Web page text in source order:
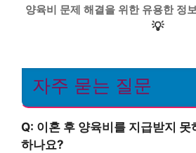
양육비 문제 해결을 위한 유용한 정
💡
자주 묻는 질문
Q: 이혼 후 양육비를 지급받지 못
하나요?